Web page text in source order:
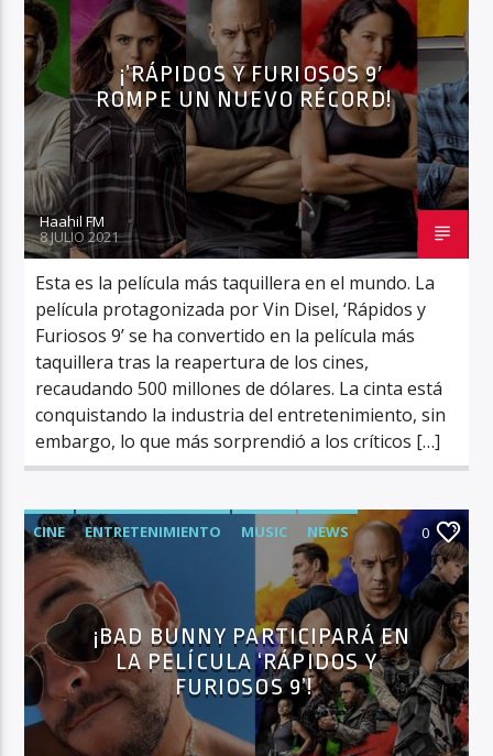
Haahil FM
¡’RÁPIDOS Y FURIOSOS 9′
ROMPE UN NUEVO RÉCORD!
Haahil FM
8 JULIO 2021
Esta es la película más taquillera en el mundo. La
película protagonizada por Vin Disel, ‘Rápidos y
Furiosos 9’ se ha convertido en la película más
taquillera tras la reapertura de los cines,
recaudando 500 millones de dólares. La cinta está
conquistando la industria del entretenimiento, sin
embargo, lo que más sorprendió a los críticos […]
CINE ENTRETENIMIENTO MUSIC NEWS 0
¡BAD BUNNY PARTICIPARÁ EN
LA PELÍCULA ‘RÁPIDOS Y
FURIOSOS 9’!